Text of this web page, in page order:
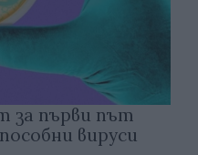
за първи път
вируси